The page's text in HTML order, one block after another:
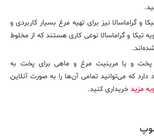
و گراماسالا نیز برای تهیه مرغ بسیار کاربردی و
تیکا و گراماسالا نوعی کاری هستند که از مخلوط
پخت و یا مرینیت مرغ و ماهی برای پخت به
که می‌توانید تمامی آن‌ها را به صورت آنلاین
مزید خریداری کنید.